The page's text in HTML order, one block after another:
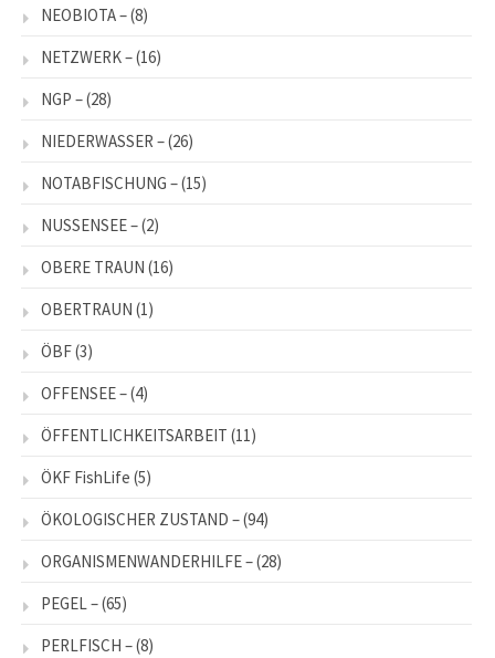
NEOBIOTA –(8)
NETZWERK –(16)
NGP –(28)
NIEDERWASSER –(26)
NOTABFISCHUNG –(15)
NUSSENSEE –(2)
OBERE TRAUN (16)
OBERTRAUN (1)
ÖBF(3)
OFFENSEE –(4)
ÖFFENTLICHKEITSARBEIT (11)
ÖKF FishLife (5)
ÖKOLOGISCHER ZUSTAND –(94)
ORGANISMENWANDERHILFE –(28)
PEGEL –(65)
PERLFISCH –(8)